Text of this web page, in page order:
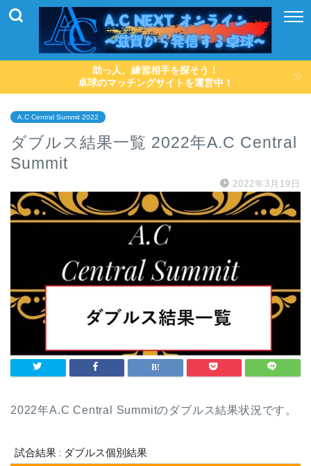
助っ人、練習相手を探そう！
卓球のマッチングサイトを運営中！
A.C Central Summit 2022
ダブルス結果一覧 2022年A.C Central
Summit
2022年3月19日
2022年A.C Central Summitのダブルス結果状況です。